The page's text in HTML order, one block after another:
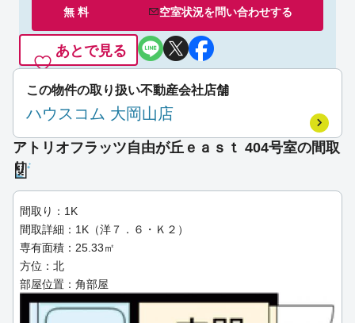
無 料 空室状況を問い合わせする
あとで見る
この物件の取り扱い不動産会社店舗
ハウスコム 大岡山店
アトリオフラッツ自由が丘ｅａｓｔ 404号室の間取
り
間取り：1K
間取詳細：1K（洋７．６・Ｋ２）
専有面積：25.33㎡
方位：北
部屋位置：角部屋